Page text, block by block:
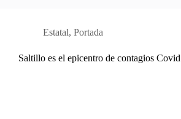
Estatal, Portada
Saltillo es el epicentro de contagios Covid